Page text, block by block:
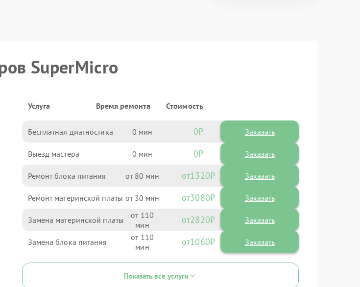
SuperMicro
Услуга Время ремонта Стоимость
Бесплатная диагностика 0 0 Заказать
Выезд мастера 0 0 Заказать
Ремонт блока питания 80 1320
Ремонт материнской платы 30 3080
Замена материнской платы 110 2820
Замена блока питания 110 1060
Показать все услуги